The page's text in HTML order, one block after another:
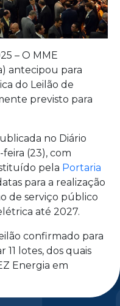
– O MME
antecipou para
do Leilão de
previsto para
no Diário
(23), com
pela Portaria
para a realização
de serviço público
até 2027.
confirmado para
11 lotes, dos quais
Energia em